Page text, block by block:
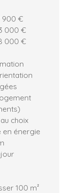
900 €
000 €
000 €
choix
en énergie
100 m²